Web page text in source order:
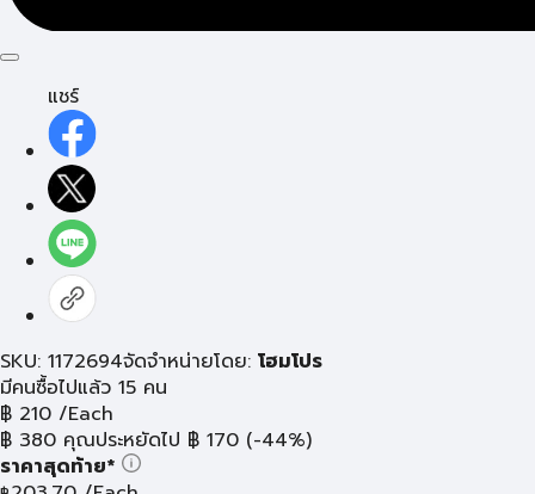
แชร์
SKU: 1172694จัดจำหน่ายโดย: โฮมโปร
มีคนซื้อไปแล้ว 15 คน
฿ 210 /Each
฿ 380 คุณประหยัดไป ฿ 170 (-44%)
ราคาสุดท้าย*